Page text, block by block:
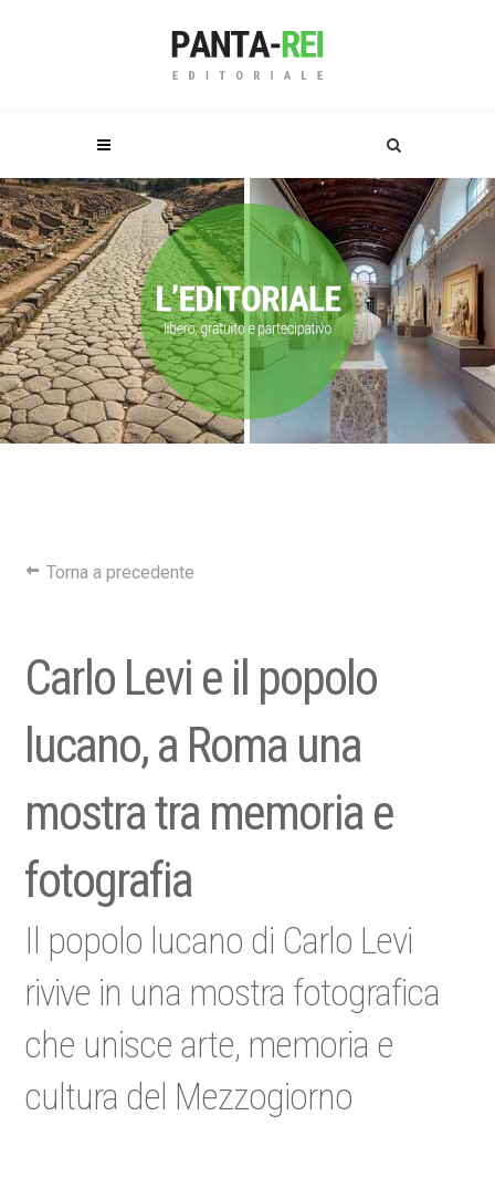
Torna a precedente
Carlo Levi e il popolo
lucano, a Roma una
mostra tra memoria e
fotografia
Il popolo lucano di Carlo Levi
rivive in una mostra fotografica
che unisce arte, memoria e
cultura del Mezzogiorno